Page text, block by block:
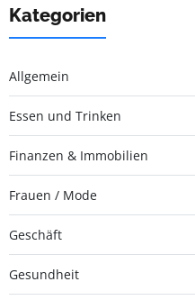
Kategorien
Allgemein
Essen und Trinken
Finanzen & Immobilien
Frauen / Mode
Geschäft
Gesundheit